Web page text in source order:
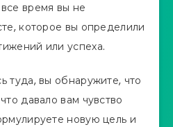
время вы не
которое вы определили
или успеха.
туда, вы обнаружите, что
давало вам чувство
новую цель и